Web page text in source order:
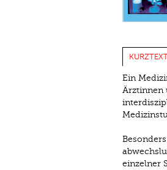
Ein
Ärztinnen
einzelner